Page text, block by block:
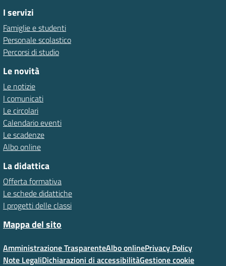
I servizi
Famiglie e studenti
Personale scolastico
Percorsi di studio
Le novità
Le notizie
I comunicati
Le circolari
Calendario eventi
Le scadenze
Albo online
La didattica
Offerta formativa
Le schede didattiche
I progetti delle classi
Mappa del sito
Amministrazione TrasparenteAlbo onlinePrivacy Policy
Note LegaliDichiarazioni di accessibilitàGestione cookie